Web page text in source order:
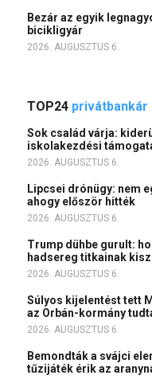
Bezár az egyik
bicikligyár
2026. AUGUSZTUS 6.
TOP24 privátbankár
Sok család várja:
iskolakezdési
2026. AUGUSZTUS 6.
Lipcsei drónügy: nem
ahogy először hitték
2026. AUGUSZTUS 6.
Trump dühbe gurult:
hadsereg titkainak
2026. AUGUSZTUS 6.
Súlyos kijelentést tett
az Orbán-kormány
2026. AUGUSZTUS 6.
Bemondták a svájci
tűzijáték érik az